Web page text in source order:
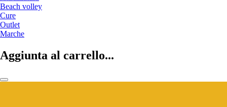
Beach volley
Cure
Outlet
Marche
Aggiunta al carrello...